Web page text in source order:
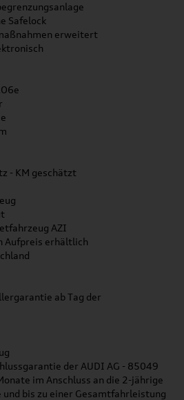
Safelock
erweitert
- KM geschätzt
AZI
Aufpreis erhältlich
ab Tag der
der AUDI AG - 85049
im Anschluss an die 2-jährige
bis zu einer Gesamtfahrleistung